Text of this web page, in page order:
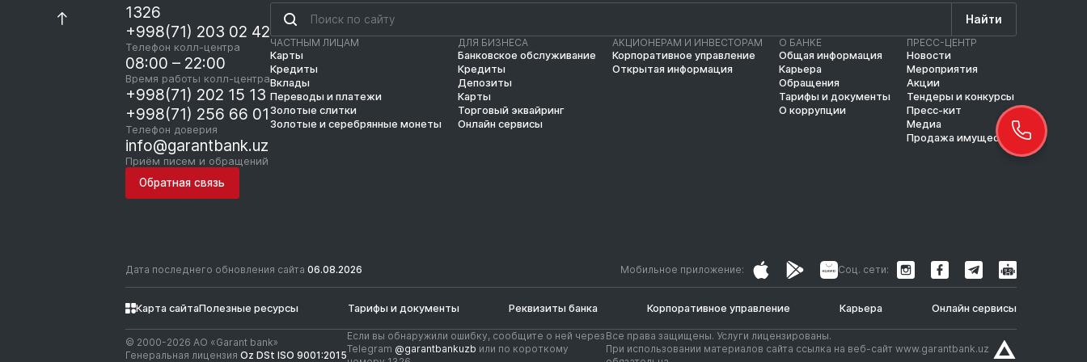
1326
+998(71) 203 02 42
Телефон колл-центра
08:00 – 22:00
Время работы колл-центра
+998(71) 202 15 13
+998(71) 256 66 01
Телефон доверия
info@garantbank.uz
Приём писем и обращений
Обратная связь
Найти
ЧАСТНЫМ ЛИЦАМ
Карты
Кредиты
Вклады
Переводы и платежи
Золотые слитки
Золотые и серебрянные монеты
ДЛЯ БИЗНЕСА
Банковское обслуживание
Кредиты
Депозиты
Карты
Торговый эквайринг
Онлайн сервисы
АКЦИОНЕРАМ И ИНВЕСТОРАМ
Корпоративное управление
Открытая информация
О БАНКЕ
Общая информация
Карьера
Обращения
Тарифы и документы
О коррупции
ПРЕСС-ЦЕНТР
Новости
Мероприятия
Акции
Тендеры и конкурсы
Пресс-кит
Медиа
Продажа имущества
Дата последнего обновления сайта 06.08.2026 Мобильное приложение: Соц. сети:
Карта сайтаПолезные ресурсы Тарифы и документы Реквизиты банка Корпоративное управление Карьера Онлайн сервисы
© 2000-2026 АО «Garant bank»
Генеральная лицензия Oz DSt ISO 9001:2015
Если вы обнаружили ошибку, сообщите о ней через
Telegram @garantbankuzb или по короткому
Все права защищены. Услуги лицензированы.
При использовании материалов сайта ссылка на веб-сайт www.garantbank.uz